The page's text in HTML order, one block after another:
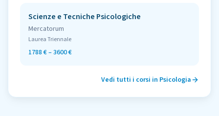
Scienze e Tecniche Psicologiche
Mercatorum
Laurea Triennale
1788 € – 3600 €
Vedi tutti i corsi in Psicologia